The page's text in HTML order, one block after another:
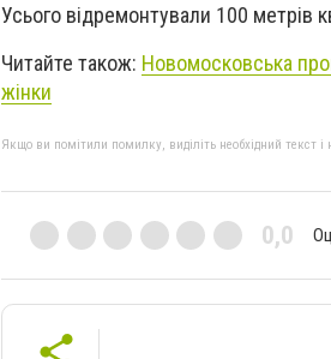
Усього відремонтували 100 метрів
Читайте також: Новомосковська
жінки
Якщо ви помітили помилку, виділіть необхідний текст
0,0